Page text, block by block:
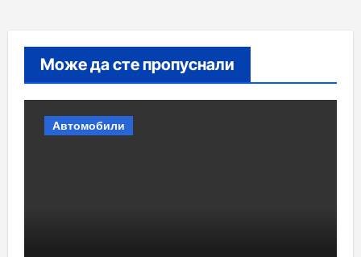
Може да сте пропуснали
Автомобили